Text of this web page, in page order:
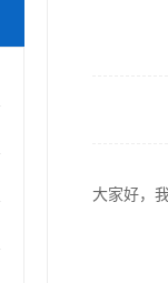
大家好，